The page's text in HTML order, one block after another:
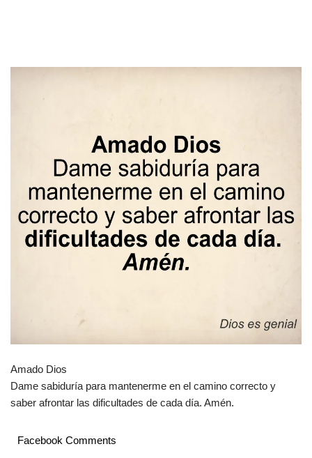
Amado Dios
Dame sabiduría para mantenerme en el camino correcto y
saber afrontar las dificultades de cada día. Amén.
Facebook Comments